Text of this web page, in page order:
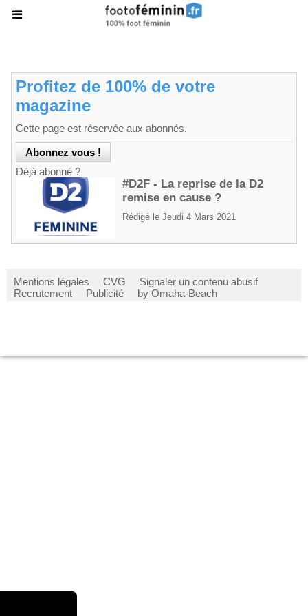
Profitez de 100% de votre
magazine
Cette page est réservée aux abonnés.
Déjà abonné ?
#D2F - La reprise de la D2
remise en cause ?
Rédigé le Jeudi 4 Mars 2021
Mentions légales CVG
Signaler un contenu abusif
Recrutement
Publicité by Omaha-Beach